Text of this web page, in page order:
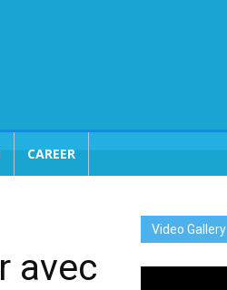
CAREER
avec
Video Gallery